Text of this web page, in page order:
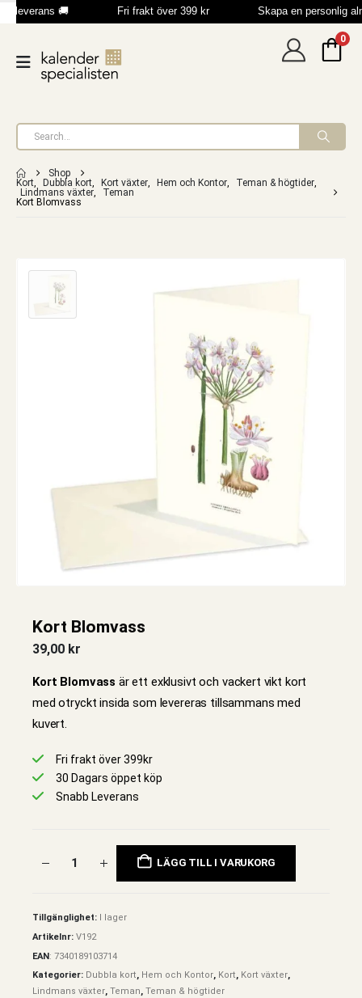
leverans 🚚 Fri frakt över 399 kr Skapa en personlig
0
Shop
Kort, Dubbla kort, Kort växter, Hem och Kontor, Teman & högtider,
Lindmans växter,
Teman
Kort Blomvass
Kort Blomvass
39,00 kr
Kort Blomvass är ett exklusivt och vackert vikt kort
med otryckt insida som levereras tillsammans med
kuvert.
Fri frakt över 399kr
30 Dagars öppet köp
Snabb Leverans
LÄGG TILL I VARUKORG
Tillgänglighet:
I lager
Artikelnr: V192
EAN: 7340189103714
Kategorier: Dubbla kort, Hem och Kontor, Kort, Kort växter,
Lindmans växter, Teman, Teman & högtider